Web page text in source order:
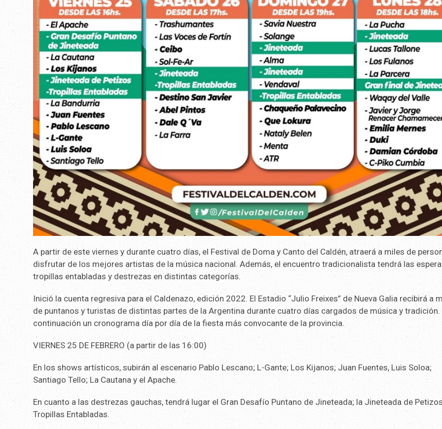
A partir de este viernes y durante cuatro días, el Festival de Doma y Canto del Caldén, atraerá a miles de
disfrutar de los mejores artistas de la música nacional. Además, el encuentro tradicionalista tendrá las
tropillas entabladas y destrezas en distintas categorías.
Inició la cuenta regresiva para el Caldenazo, edición 2022. El Estadio “Julio Freixes” de Nueva Galia recibirá a
de puntanos y turistas de distintas partes de la Argentina durante cuatro días cargados de música y tradición.
continuación un cronograma día por día de la fiesta más convocante de la provincia.
VIERNES 25 DE FEBRERO (a partir de las 16:00)
En los shows artísticos, subirán al escenario Pablo Lescano; L-Gante; Los Kijanos; Juan Fuentes, Luis Soloa;
Santiago Tello; La Cautana y el Apache.
En cuanto a las destrezas gauchas, tendrá lugar el Gran Desafío Puntano de Jineteada; la Jineteada de
Tropillas Entabladas.